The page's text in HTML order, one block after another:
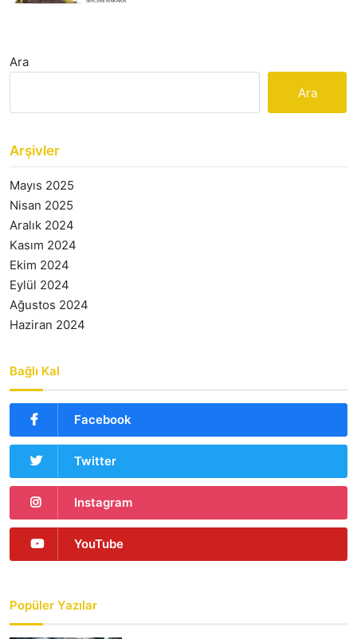
Ara
Ara
Arşivler
Mayıs 2025
Nisan 2025
Aralık 2024
Kasım 2024
Ekim 2024
Eylül 2024
Ağustos 2024
Haziran 2024
Bağlı Kal
Facebook
Twitter
Instagram
YouTube
Popüler Yazılar